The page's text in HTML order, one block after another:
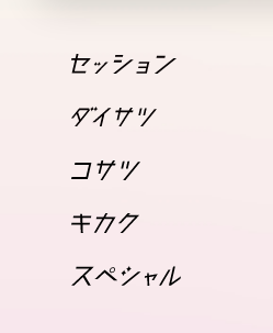
17
fri
18
19
sun
20
mon